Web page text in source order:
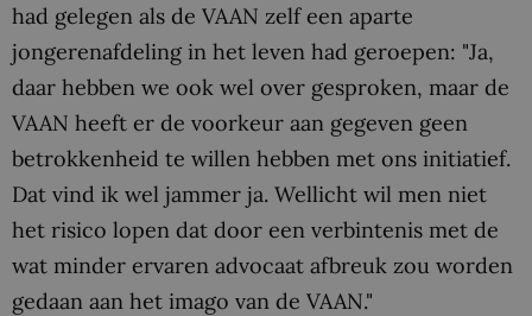
had gelegen als de VAAN zelf een aparte
jongerenafdeling in het leven had geroepen: "Ja,
daar hebben we ook wel over gesproken, maar de
VAAN heeft er de voorkeur aan gegeven geen
betrokkenheid te willen hebben met ons initiatief.
Dat vind ik wel jammer ja. Wellicht wil men niet
het risico lopen dat door een verbintenis met de
wat minder ervaren advocaat afbreuk zou worden
gedaan aan het imago van de VAAN."